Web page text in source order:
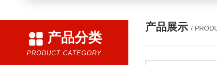
产品分类
PRODUCT CATEGORY
产品展示 /